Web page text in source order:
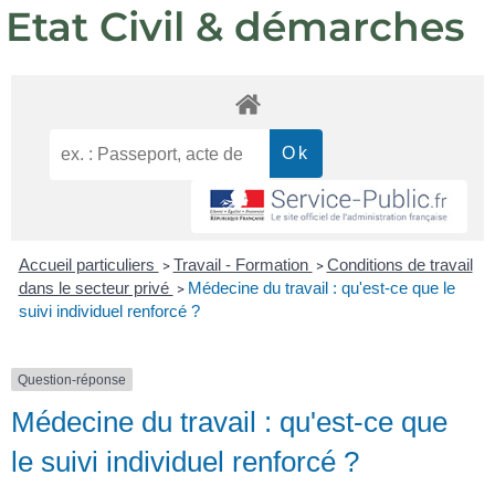
Etat Civil & démarches
Accueil particuliers > Travail - Formation > Conditions de travail
dans le secteur privé > Médecine du travail : qu'est-ce que le
suivi individuel renforcé ?
Question-réponse
Médecine du travail : qu'est-ce que
le suivi individuel renforcé ?